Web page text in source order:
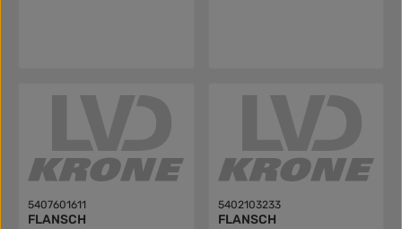
5407601611
FLANSCH
5402103233
FLANSCH